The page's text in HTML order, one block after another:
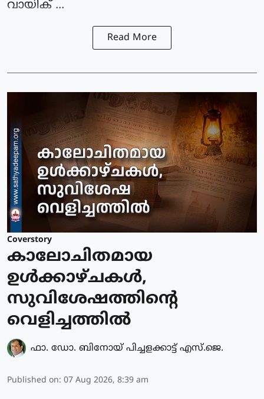
വായിക് ...
Read More
Coverstory
കാലോചിതമായ
ഉൾക്കാഴ്ചകൾ,
സുവിശേഷത്തിന്റെ
വെളിച്ചത്തിൽ
ഫാ. ഡോ. ബിനോയ് പിച്ചളക്കാട്ട് എസ്.ജെ.
Published on: 07 Aug 2026, 8:39 am